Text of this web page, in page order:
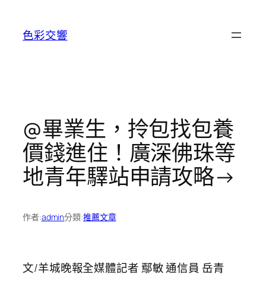
色彩交響
@畢業生，拎包找包養
價錢進住！廣深佛珠等
地青年驛站申請攻略→
作者:admin分類:推薦文章
文/羊城晚報全媒體記者 鄢敏 通信員 岳青